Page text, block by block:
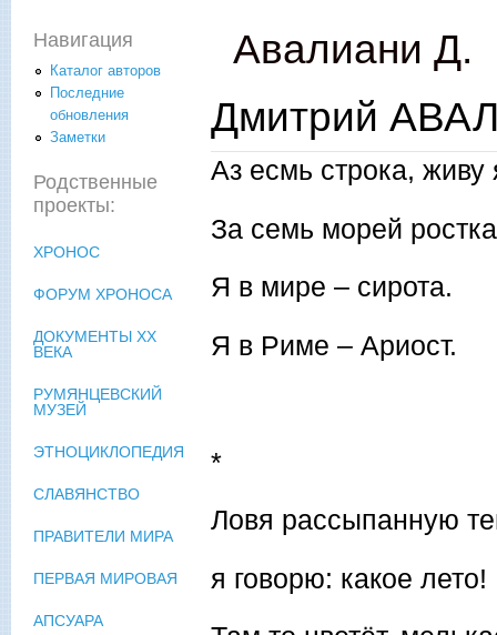
Авалиани Д.
Дмитрий
Аз есмь строка, живу
За семь морей
Я в мире – сирота.
Я в Риме – Ариост.
*
Ловя рассыпанную
я говорю: какое лето!
Навигация
Каталог авторов
Последние
обновления
Заметки
Родственные
проекты:
ХРОНОС
ФОРУМ ХРОНОСА
ДОКУМЕНТЫ XX
ВЕКА
РУМЯНЦЕВСКИЙ
МУЗЕЙ
ЭТНОЦИКЛОПЕДИЯ
СЛАВЯНСТВО
ПРАВИТЕЛИ МИРА
ПЕРВАЯ МИРОВАЯ
АПСУАРА